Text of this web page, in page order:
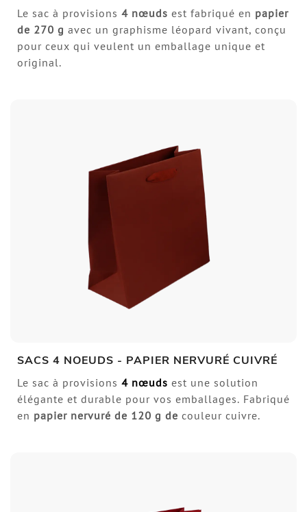
Le sac à provisions 4 nœuds est fabriqué en papier
de 270 g avec un graphisme léopard vivant, conçu
pour ceux qui veulent un emballage unique et
original.
SACS 4 NOEUDS - PAPIER NERVURÉ CUIVRÉ
Le sac à provisions 4 nœuds est une solution
élégante et durable pour vos emballages. Fabriqué
en papier nervuré de 120 g de couleur cuivre.